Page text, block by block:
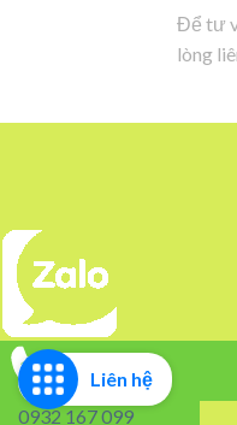
Để tư
lòng
Liên hệ
0932 167 099